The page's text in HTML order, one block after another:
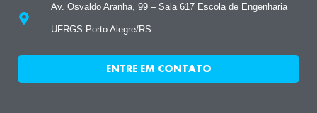
Av. Osvaldo Aranha, 99 – Sala 617 Escola de Engenharia
UFRGS Porto Alegre/RS
ENTRE EM CONTATO